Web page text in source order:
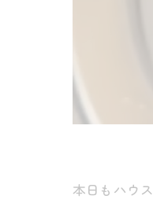
本日もハウ